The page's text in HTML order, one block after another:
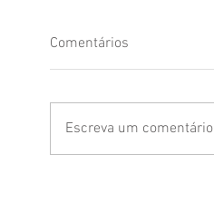
Comentários
Escreva um comentário